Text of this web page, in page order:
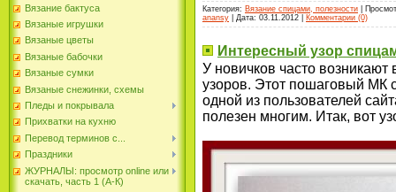
Вязание бактуса
Вязаные игрушки
Вязаные цветы
Вязаные бабочки
Вязаные сумки
Вязаные снежинки, схемы
Пледы и покрывала
Прихватки на кухню
Перевод терминов с...
Праздники
ЖУРНАЛЫ: просмотр online или
скачать, часть 1 (А-К)
Категория: Вязание спицами, полезности |
anansy | Дата: 03.11.2012 Комментарии (0)
Интересный узор
У новичков часто
узоров. Этот пошаговый МК
одной из пользователей
полезен многим. Итак, вот